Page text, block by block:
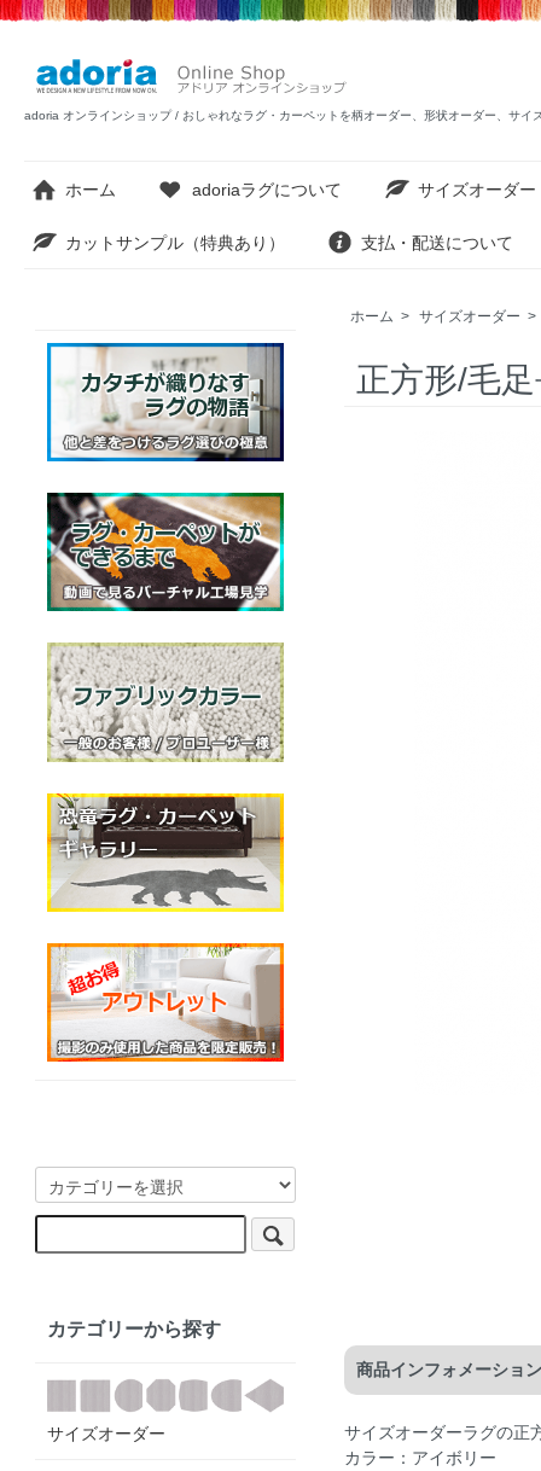
adoria オンラインショップ / おしゃれなラグ・カーペットを柄オーダー、形状オーダー、サイ
ホーム adoriaラグについて サイズオーダー
カットサンプル（特典あり） 支払・配送について
ホーム > サイズオーダー >
正方形/毛
商品インフォメーション
サイズオーダーラグの正
カラー：アイボリー
カテゴリーから探す
サイズオーダー